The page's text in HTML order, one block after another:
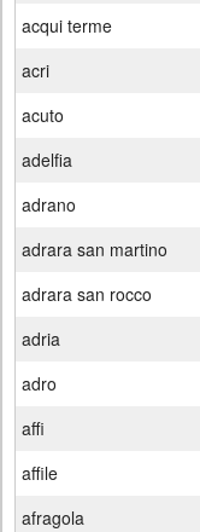
acqui terme
acri
acuto
adelfia
adrano
adrara san martino
adrara san rocco
adria
adro
affi
affile
afragola